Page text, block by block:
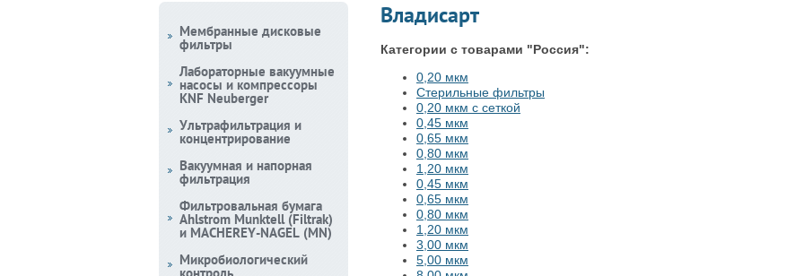
Владисарт
Категории с товарами "Россия":
0,20 мкм
Стерильные фильтры
0,20 мкм с сеткой
0,45 мкм
0,65 мкм
0,80 мкм
1,20 мкм
0,45 мкм
0,65 мкм
0,80 мкм
1,20 мкм
3,00 мкм
5,00 мкм
Мембранные дисковые
фильтры
Лабораторные вакуумные
насосы и компрессоры
KNF Neuberger
Ультрафильтрация и
концентрирование
Вакуумная и напорная
фильтрация
Фильтровальная бумага
Ahlstrom Munktell (Filtrak)
и MACHEREY-NAGEL (MN)
Микробиологический